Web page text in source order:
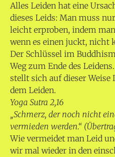
Alles Leiden hat eine
dieses Leids: Man muss
leicht erproben, indem
wenn es einen juckt, nicht
Der Schlüssel im
Weg zum Ende des
stellt sich auf dieser
dem Leiden.
Yoga Sutra 2,16
„Schmerz, der noch nicht
vermieden werden.“
Wie vermeidet man Leid
wir mal wieder in den